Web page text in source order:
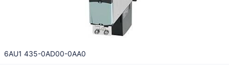
6AU1 435-0AD00-0AA0